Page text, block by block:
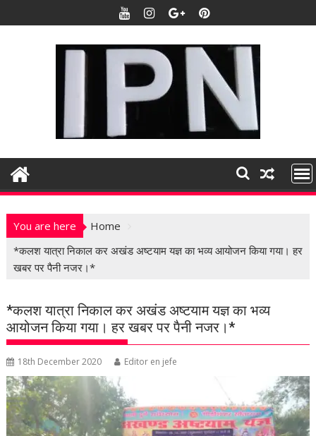
k
t
n
You are here
Home
*कलश यात्रा निकाल कर अखंड अष्टयाम यज्ञ का भव्य आयोजन किया गया। हर
खबर पर पैनी नजर।*
*कलश यात्रा निकाल कर अखंड अष्टयाम यज्ञ का भव्य
आयोजन किया गया। हर खबर पर पैनी नजर।*
18th December 2020 Editor en jefe